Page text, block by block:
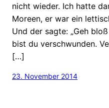
nicht wieder. Ich hatte
Moreen, er war ein
Und der sagte: „Geh
bist du verschwunden.
[…]
23. November 2014